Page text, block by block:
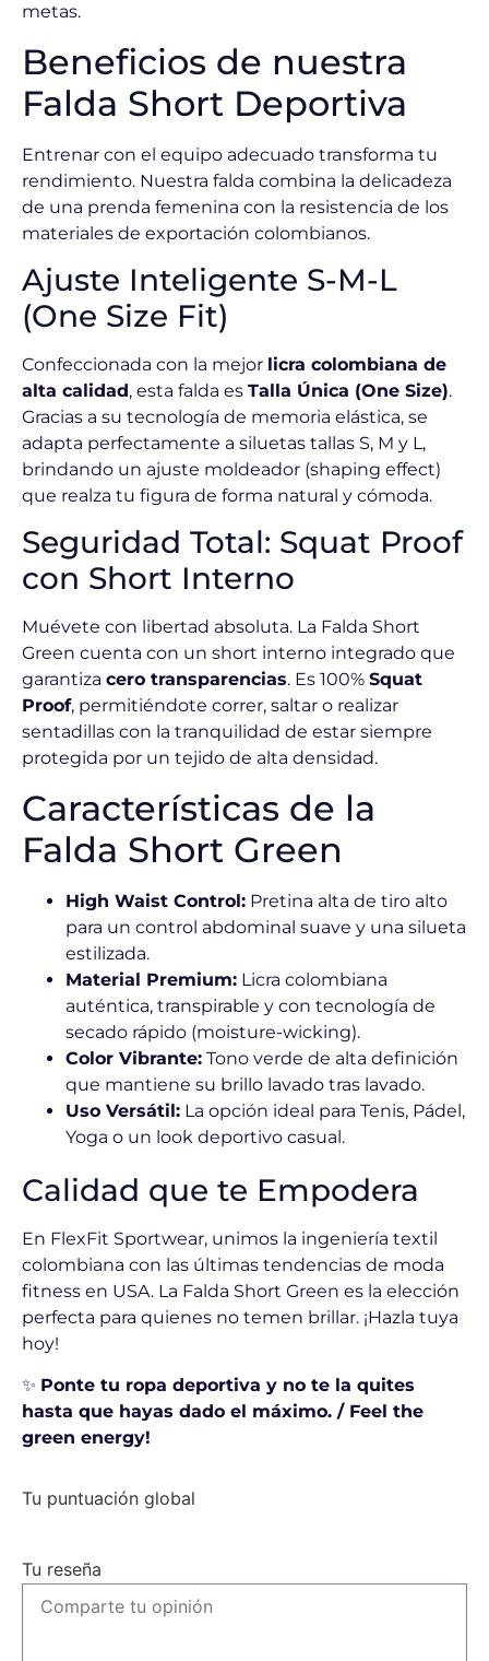
metas.
Beneficios de nuestra
Falda Short Deportiva
Entrenar con el equipo adecuado transforma tu
rendimiento. Nuestra falda combina la delicadeza
de una prenda femenina con la resistencia de los
materiales de exportación colombianos.
Ajuste Inteligente S-M-L
(One Size Fit)
Confeccionada con la mejor licra colombiana de
alta calidad, esta falda es Talla Única (One Size).
Gracias a su tecnología de memoria elástica, se
adapta perfectamente a siluetas tallas S, M y L,
brindando un ajuste moldeador (shaping effect)
que realza tu figura de forma natural y cómoda.
Seguridad Total: Squat Proof
con Short Interno
Muévete con libertad absoluta. La Falda Short
Green cuenta con un short interno integrado que
garantiza cero transparencias. Es 100% Squat
Proof, permitiéndote correr, saltar o realizar
sentadillas con la tranquilidad de estar siempre
protegida por un tejido de alta densidad.
Características de la
Falda Short Green
High Waist Control: Pretina alta de tiro alto
para un control abdominal suave y una silueta
estilizada.
Material Premium: Licra colombiana
auténtica, transpirable y con tecnología de
secado rápido (moisture-wicking).
Color Vibrante: Tono verde de alta definición
que mantiene su brillo lavado tras lavado.
Uso Versátil: La opción ideal para Tenis, Pádel,
Yoga o un look deportivo casual.
Calidad que te Empodera
En FlexFit Sportwear, unimos la ingeniería textil
colombiana con las últimas tendencias de moda
fitness en USA. La Falda Short Green es la elección
perfecta para quienes no temen brillar. ¡Hazla tuya
hoy!
✨ Ponte tu ropa deportiva y no te la quites
hasta que hayas dado el máximo. / Feel the
green energy!
Tu puntuación global
Tu reseña